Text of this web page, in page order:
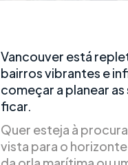
Vancouver está
bairros vibrantes e
começar a planear
ficar.
Quer esteja à
vista para o